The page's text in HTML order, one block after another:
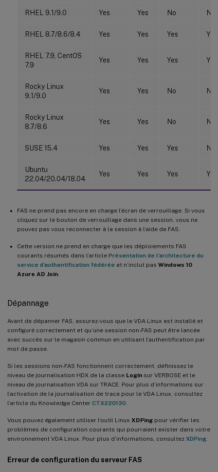
RHEL 9.1/9.0 Yes Yes No No
RHEL 8.7/8.6/8.4 Yes Yes Yes Yes
RHEL 7.9, CentOS
7.9
Yes Yes Yes Yes
Rocky Linux
9.1/9.0
Yes Yes No No
Rocky Linux
8.7/8.6
Yes Yes No No
SUSE 15.4 Yes Yes Yes No
Ubuntu
22.04/20.04/18.04
Yes Yes Yes Yes
FAS ne prend pas encore en charge l’écran de verrouillage. Si vous
cliquez sur le bouton de verrouillage dans une session, vous ne
pouvez pas vous reconnecter à la session à l’aide de FAS.
Cette version ne prend en charge que les déploiements FAS
courants résumés dans l’article Présentation de l’architecture du
service d’authentification fédérée et n’inclut pas Windows 10
Azure AD Join
Dépannage
Avant de dépanner FAS, assurez-vous que le VDA Linux est installé et
configuré correctement et qu’une session non-FAS peut être lancée
avec succès sur le magasin commun en utilisant l’authentification par
mot de passe.
Si les sessions non-FAS fonctionnent correctement, définissez le
niveau de journalisation HDX de la classe Login sur VERBOSE et le
niveau de journalisation VDA sur TRACE. Pour plus d’informations sur
l’activation de la journalisation de trace pour le VDA Linux, consultez
l’article du Knowledge Center CTX220130
Vous pouvez également utiliser l’outil Linux XDPing pour vérifier les
problèmes de configuration courants qui pourraient exister dans votre
environnement VDA Linux. Pour plus d’informations, consultez XDPing
Erreur de configuration du serveur FAS